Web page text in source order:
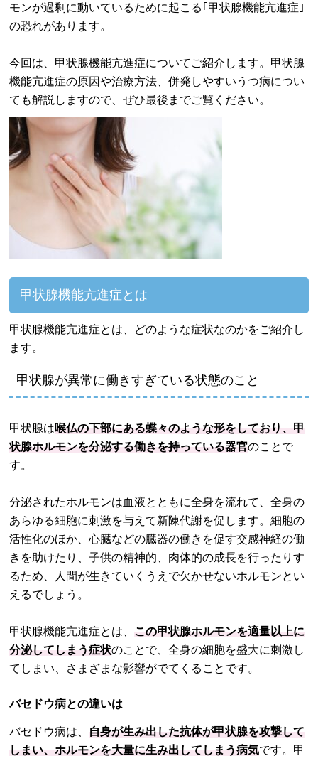
モンが過剰に動いているために起こる｢甲状腺機能亢進症｣
の恐れがあります。
今回は、甲状腺機能亢進症についてご紹介します。甲状腺
機能亢進症の原因や治療方法、併発しやすいうつ病につい
ても解説しますので、ぜひ最後までご覧ください。
甲状腺機能亢進症とは
甲状腺機能亢進症とは、どのような症状なのかをご紹介し
ます。
甲状腺が異常に働きすぎている状態のこと
甲状腺は喉仏の下部にある蝶々のような形をしており、甲
状腺ホルモンを分泌する働きを持っている器官のことで
す。
分泌されたホルモンは血液とともに全身を流れて、全身の
あらゆる細胞に刺激を与えて新陳代謝を促します。細胞の
活性化のほか、心臓などの臓器の働きを促す交感神経の働
きを助けたり、子供の精神的、肉体的の成長を行ったりす
るため、人間が生きていくうえで欠かせないホルモンとい
えるでしょう。
甲状腺機能亢進症とは、 この甲状腺ホルモンを適量以上に
分泌してしまう症状のことで、全身の細胞を盛大に刺激し
てしまい、さまざまな影響がでてくることです。
バセドウ病との違いは
バセドウ病は、 自身が生み出した抗体が甲状腺を攻撃して
しまい、ホルモンを大量に生み出してしまう病気です。甲